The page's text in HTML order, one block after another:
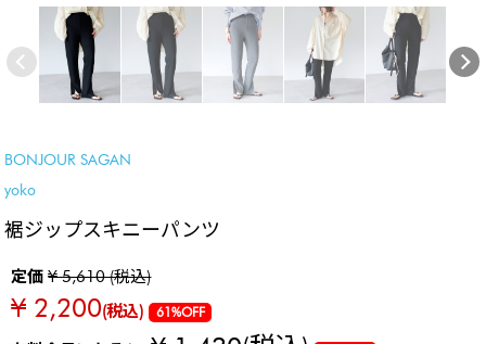
BONJOUR SAGAN
yoko
裾ジップスキニーパンツ
定価¥ 5,610 (税込)
¥ 2,200(税込) 61%OFF